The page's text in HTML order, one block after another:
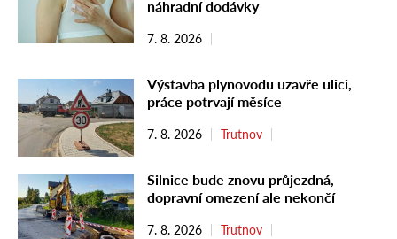
náhradní dodávky
7. 8. 2026
Výstavba plynovodu uzavře ulici,
práce potrvají měsíce
7. 8. 2026 Trutnov
Silnice bude znovu průjezdná,
dopravní omezení ale nekončí
7. 8. 2026 Trutnov